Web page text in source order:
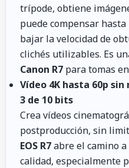
trípode, obtiene
puede compensar
bajar la velocidad de
clichés utilizables. Es
Canon R7 para tomas
Vídeo 4K hasta 60p
3 de 10 bits
Crea vídeos
postproducción, sin
EOS R7abre el camino
calidad, especialmente